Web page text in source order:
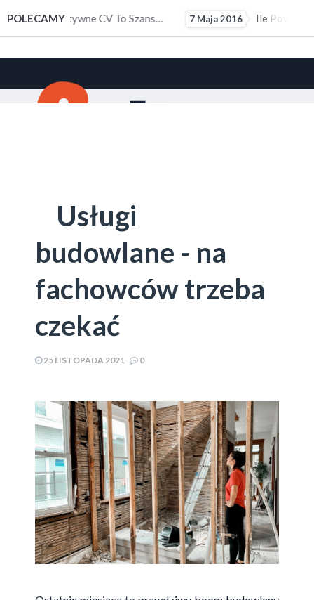
POLECAMY
Doświadczeniem Zawodowym 7 Maja 2016 Ile Powinno Wynosić Kieszonkowe?
Usługi
budowlane - na
fachowców trzeba
czekać
25 LISTOPADA 2021 0